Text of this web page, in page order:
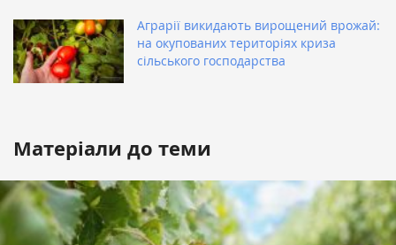
Аграрії викидають вирощений врожай:
на окупованих територіях криза
сільського господарства
Матеріали до теми